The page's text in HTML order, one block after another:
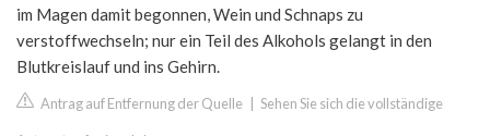
im Magen damit begonnen, Wein und Schnaps zu
verstoffwechseln; nur ein Teil des Alkohols gelangt in den
Blutkreislauf und ins Gehirn.
Antrag auf Entfernung der Quelle Sehen Sie sich die vollständige